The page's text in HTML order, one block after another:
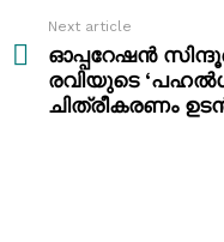
Next article
ഓപ്പറേഷൻ
രവിയുടെ
ചിത്രീകരണം